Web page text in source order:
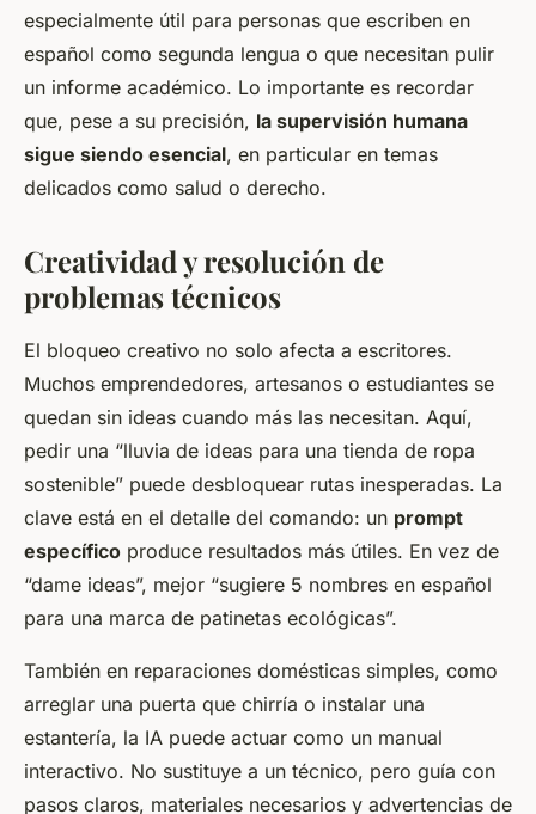
especialmente útil para personas que escriben en
español como segunda lengua o que necesitan pulir
un informe académico. Lo importante es recordar
que, pese a su precisión, la supervisión humana
sigue siendo esencial, en particular en temas
delicados como salud o derecho.
Creatividad y resolución de
problemas técnicos
El bloqueo creativo no solo afecta a escritores.
Muchos emprendedores, artesanos o estudiantes se
quedan sin ideas cuando más las necesitan. Aquí,
pedir una “lluvia de ideas para una tienda de ropa
sostenible” puede desbloquear rutas inesperadas. La
clave está en el detalle del comando: un prompt
específico produce resultados más útiles. En vez de
“dame ideas”, mejor “sugiere 5 nombres en español
para una marca de patinetas ecológicas”.
También en reparaciones domésticas simples, como
arreglar una puerta que chirría o instalar una
estantería, la IA puede actuar como un manual
interactivo. No sustituye a un técnico, pero guía con
pasos claros, materiales necesarios y advertencias de